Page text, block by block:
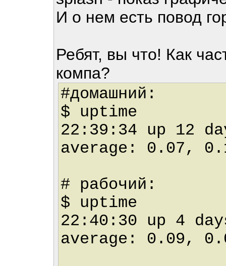
И о нем есть повод
Ребят, вы что! Как
компа?
#домашний:
$ uptime
22:39:34 up 12
average: 0.07,
# рабочий:
$ uptime
22:40:30 up 4
average: 0.09,